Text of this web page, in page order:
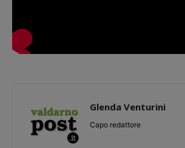
Glenda Venturini
Capo redattore